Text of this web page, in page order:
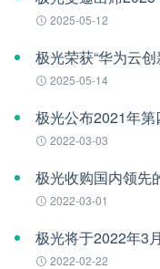
2025-05-12
极光荣获“华为云
2025-05-14
极光公布2021年
2022-03-03
极光收购国内领先
2022-03-01
2022-02-22